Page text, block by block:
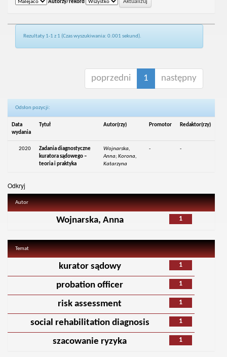
Autorzy/rekord
Rezultaty 1-1 z 1 (Czas wyszukiwania: 0.001 sekund).
poprzedni 1 następny
Odsłon pozycji:
Data
wydania
Tytuł Autor(rzy) Promotor Redaktor(rzy)
2020
Zadania diagnostyczne
kuratora sądowego –
teoria i praktyka
Wojnarska,
Anna; Korona,
Katarzyna
- -
Odkryj
Autor
1
Wojnarska, Anna
Temat
1
kurator sądowy
1
probation officer
1
risk assessment
1
social rehabilitation diagnosis
1
szacowanie ryzyka